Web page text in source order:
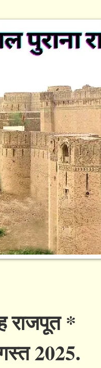
राजपूत *
2025.